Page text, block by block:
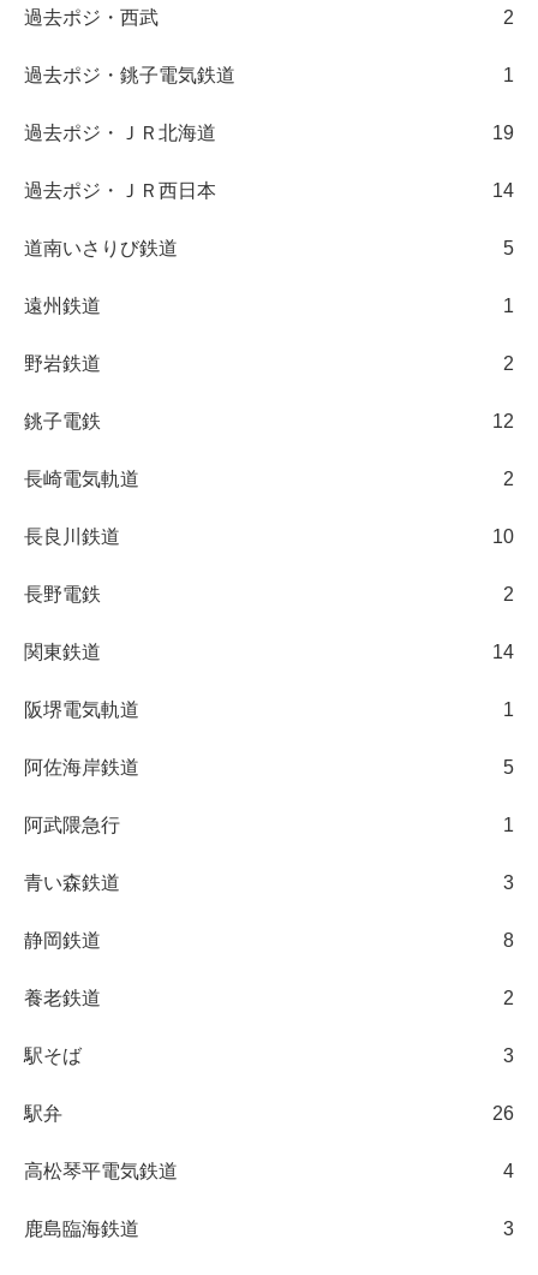
過去ポジ・西武 2
過去ポジ・銚子電気鉄道 1
過去ポジ・ＪＲ北海道 19
過去ポジ・ＪＲ西日本 14
道南いさりび鉄道 5
遠州鉄道 1
野岩鉄道 2
銚子電鉄 12
長崎電気軌道 2
長良川鉄道 10
長野電鉄 2
関東鉄道 14
阪堺電気軌道 1
阿佐海岸鉄道 5
阿武隈急行 1
青い森鉄道 3
静岡鉄道 8
養老鉄道 2
駅そば 3
駅弁 26
高松琴平電気鉄道 4
鹿島臨海鉄道 3